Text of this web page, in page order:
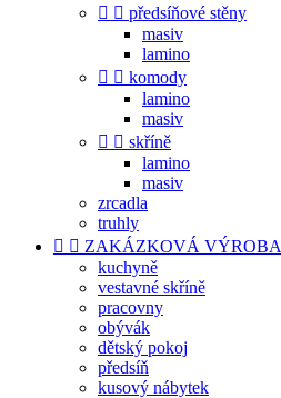
  předsíňové stěny
masiv
lamino
  komody
lamino
masiv
  skříně
lamino
masiv
zrcadla
truhly
  ZAKÁZKOVÁ VÝROBA
kuchyně
vestavné skříně
pracovny
obývák
dětský pokoj
předsíň
kusový nábytek